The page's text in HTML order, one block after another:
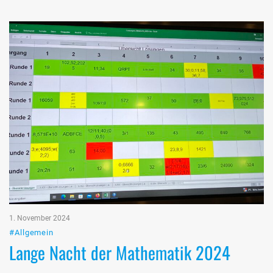
1. November 2024
#Allgemein
Lange Nacht der Mathematik 2024